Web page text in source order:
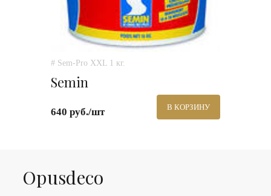
# Sem-Pro XXL 1 кг.
Semin
640 руб./шт В КОРЗИНУ
Оpusdeco